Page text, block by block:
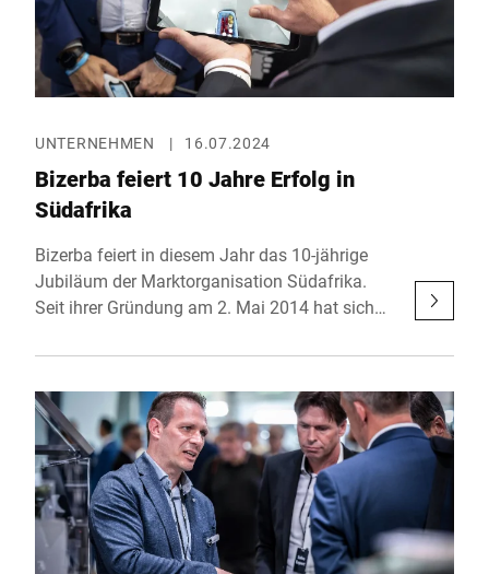
UNTERNEHMEN | 16.07.2024
Bizerba feiert 10 Jahre Erfolg in
Südafrika
Bizerba feiert in diesem Jahr das 10-jährige
Jubiläum der Marktorganisation Südafrika.
Seit ihrer Gründung am 2. Mai 2014 hat sich
einer kleinen Einheit zu einem unverzichtbaren
Anlässlich dieses Meilensteins finden
besondere Veranstaltungen in Kapstadt und
Johannesburg statt, um gemeinsam mit
Kunden und Partnern zu feiern.